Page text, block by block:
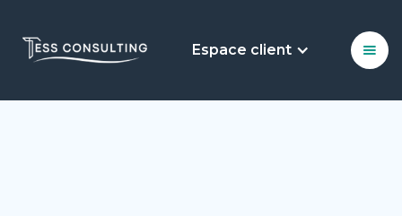
Espace client